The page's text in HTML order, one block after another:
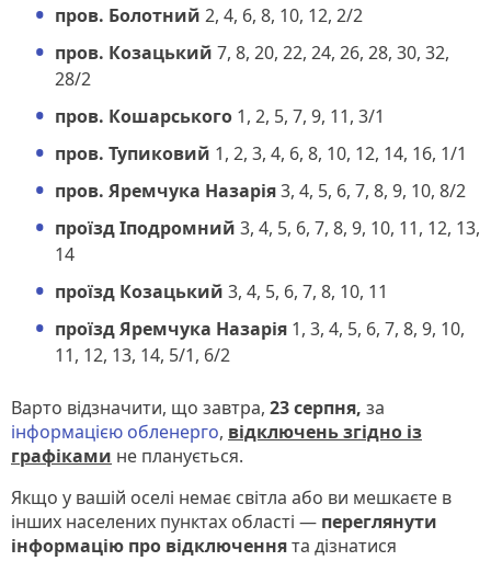
пров. Болотний 2, 4, 6, 8, 10, 12, 2/2
пров. Козацький 7, 8, 20, 22, 24, 26, 28, 30, 32,
28/2
пров. Кошарського 1, 2, 5, 7, 9, 11, 3/1
пров. Тупиковий 1, 2, 3, 4, 6, 8, 10, 12, 14, 16, 1/1
пров. Яремчука Назарія3, 4, 5, 6, 7, 8, 9, 10, 8/2
проїзд Іподромний 3, 4, 5, 6, 7, 8, 9, 10, 11, 12, 13,
14
проїзд Козацький 3, 4, 5, 6, 7, 8, 10, 11
проїзд Яремчука Назарія 1, 3, 4, 5, 6, 7, 8, 9, 10,
11, 12, 13, 14, 5/1, 6/2
Варто відзначити, що завтра, 23 серпня, за
інформацією обленерго, відключень згідно із
графіками не планується.
Якщо у вашій оселі немає світла або ви мешкаєте в
інших населених пунктах області — переглянути
інформацію про відключеннята дізнатися